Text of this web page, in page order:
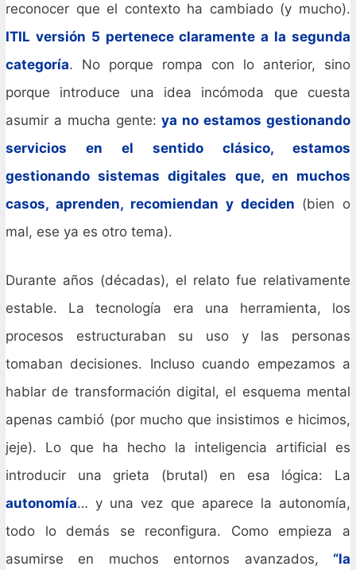
reconocer que el contexto ha cambiado (y mucho).
ITIL versión 5 pertenece claramente a la segunda
categoría. No porque rompa con lo anterior, sino
porque introduce una idea incómoda que cuesta
asumir a mucha gente:ya no estamos gestionando
servicios en el sentido clásico, estamos
gestionando sistemas digitales que, en muchos
casos, aprenden, recomiendan y deciden (bien o
mal, ese ya es otro tema).
Durante años (décadas), el relato fue relativamente
estable. La tecnología era una herramienta, los
procesos estructuraban su uso y las personas
tomaban decisiones. Incluso cuando empezamos a
hablar de transformación digital, el esquema mental
apenas cambió (por mucho que insistimos e hicimos,
jeje). Lo que ha hecho la inteligencia artificial es
introducir una grieta (brutal) en esa lógica: La
autonomía… y una vez que aparece la autonomía,
todo lo demás se reconfigura. Como empieza a
asumirse en muchos entornos avanzados, “la